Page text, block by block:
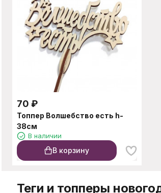
70 ₽
Топпер Волшебство есть h-
38см
В наличии
В корзину
Теги и топперы